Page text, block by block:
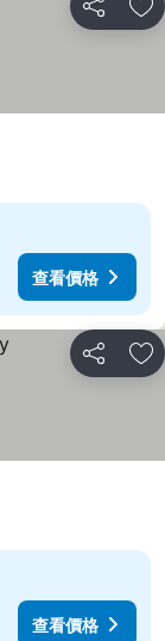
分享 加
查看價格
分享 加
查看價格